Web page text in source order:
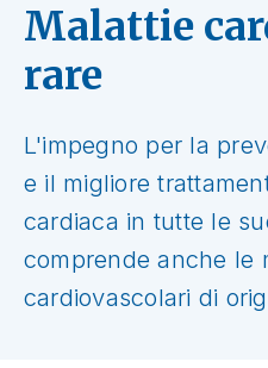
Malattie
rare
L'impegno per la
e il migliore
cardiaca in tutte le
comprende anche le
cardiovascolari di